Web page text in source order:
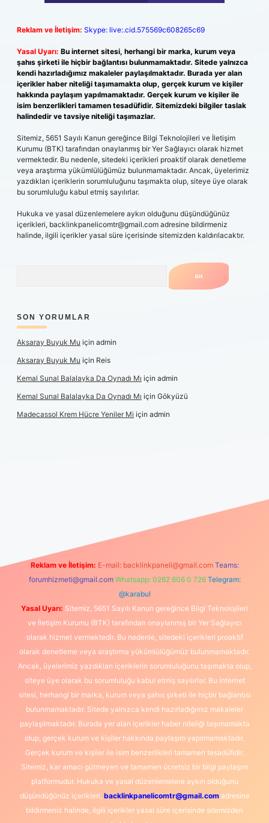
Reklam ve İletişim: Skype: live:.cid.575569c608265c69
Yasal Uyarı: Bu internet sitesi, herhangi bir marka, kurum veya
şahıs şirketi ile hiçbir bağlantısı bulunmamaktadır. Sitede yalnızca
kendi hazırladığımız makaleler paylaşılmaktadır. Burada yer alan
içerikler haber niteliği taşımamakta olup, gerçek kurum ve kişiler
hakkında paylaşım yapılmamaktadır. Gerçek kurum ve kişiler ile
isim benzerlikleri tamamen tesadüfidir. Sitemizdeki bilgiler taslak
halindedir ve tavsiye niteliği taşımazlar.
Sitemiz, 5651 Sayılı Kanun gereğince Bilgi Teknolojileri ve İletişim
Kurumu (BTK) tarafından onaylanmış bir Yer Sağlayıcı olarak hizmet
vermektedir. Bu nedenle, sitedeki içerikleri proaktif olarak denetleme
veya araştırma yükümlülüğümüz bulunmamaktadır. Ancak, üyelerimiz
yazdıkları içeriklerin sorumluluğunu taşımakta olup, siteye üye olarak
bu sorumluluğu kabul etmiş sayılırlar.
Hukuka ve yasal düzenlemelere aykırı olduğunu düşündüğünüz
içerikleri, backlinkpanelicomtr@gmail.com adresine bildirmeniz
halinde, ilgili içerikler yasal süre içerisinde sitemizden kaldırılacaktır.
SON YORUMLAR
Aksaray Buyuk Mu için admin
Aksaray Buyuk Mu için Reis
Kemal Sunal Balalayka Da Oynadı Mı için admin
Kemal Sunal Balalayka Da Oynadı Mı için Gökyüzü
Madecassol Krem Hücre Yeniler Mi için admin
Reklam ve İletişim: E-mail: backlinkpaneli@gmail.com Teams:
forumhizmeti@gmail.com Whatsapp: 0262 606 0 726 Telegram:
@karabul
Yasal Uyarı: Sitemiz, 5651 Sayılı Kanun gereğince Bilgi Teknolojileri
ve İletişim Kurumu (BTK) tarafından onaylanmış bir Yer Sağlayıcı
olarak hizmet vermektedir. Bu nedenle, sitedeki içerikleri proaktif
olarak denetleme veya araştırma yükümlülüğümüz bulunmamaktadır.
Ancak, üyelerimiz yazdıkları içeriklerin sorumluluğunu taşımakta olup,
siteye üye olarak bu sorumluluğu kabul etmiş sayılırlar. Bu internet
sitesi, herhangi bir marka, kurum veya şahıs şirketi ile hiçbir bağlantısı
bulunmamaktadır. Sitede yalnızca kendi hazırladığımız makaleler
paylaşılmaktadır. Burada yer alan içerikler haber niteliği taşımamakta
olup, gerçek kurum ve kişiler hakkında paylaşım yapılmamaktadır.
Gerçek kurum ve kişiler ile isim benzerlikleri tamamen tesadüfidir.
Sitemiz, kar amacı gütmeyen ve tamamen ücretsiz bir bilgi paylaşım
platformudur. Hukuka ve yasal düzenlemelere aykırı olduğunu
düşündüğünüz içerikleri, backlinkpanelicomtr@gmail.comadresine
bildirmeniz halinde, ilgili içerikler yasal süre içerisinde sitemizden